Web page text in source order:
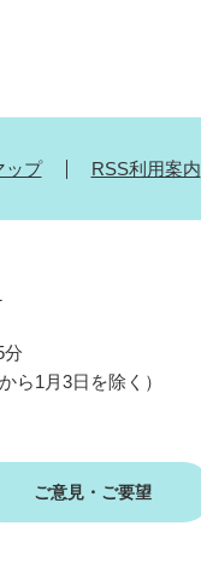
ップ RSS利用案内
分
ら1月3日を除く）
ご意見・ご要望